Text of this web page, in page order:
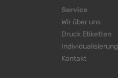
Service
Wir über uns
Druck Etiketten
Individualisierung
Kontakt